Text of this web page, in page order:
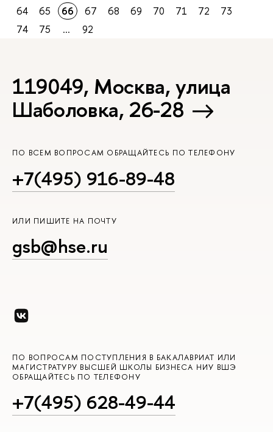
64
65 66 67 68 69 70 71 72
73
74
75 ... 92
119049, Москва, улица
Шаболовка, 26-28
ПО ВСЕМ ВОПРОСАМ ОБРАЩАЙТЕСЬ ПО ТЕЛЕФОНУ
+7(495) 916-89-48
ИЛИ ПИШИТЕ НА ПОЧТУ
gsb@hse.ru
ПО ВОПРОСАМ ПОСТУПЛЕНИЯ В БАКАЛАВРИАТ ИЛИ
МАГИСТРАТУРУ ВЫСШЕЙ ШКОЛЫ БИЗНЕСА НИУ ВШЭ
ОБРАЩАЙТЕСЬ ПО ТЕЛЕФОНУ
+7(495) 628-49-44